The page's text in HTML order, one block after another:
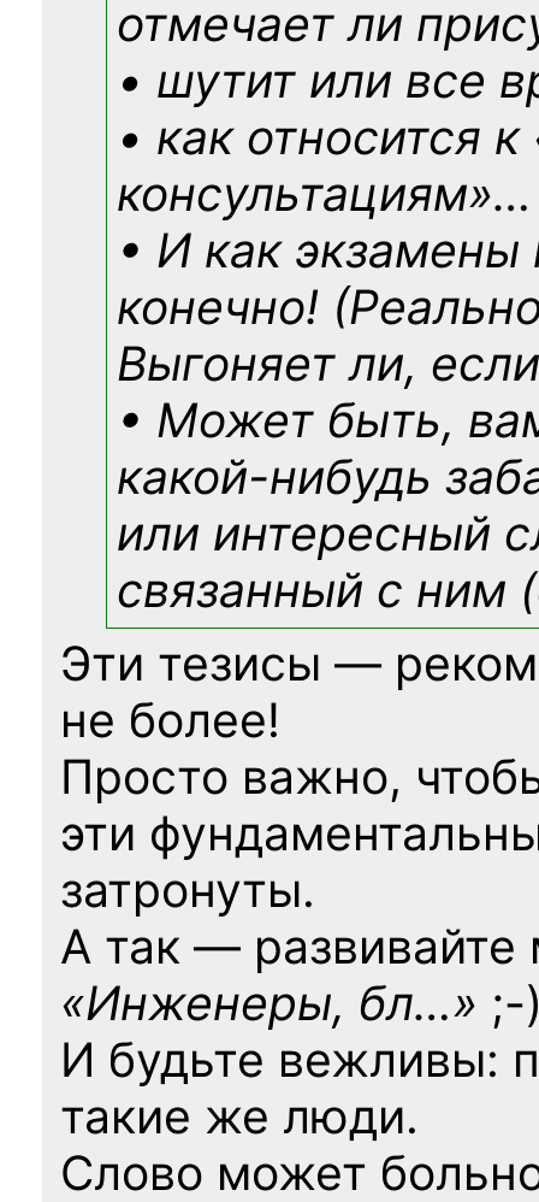
отмечает ли
• шутит или все
• как относится
консультациям»…
• И как экзамены
конечно!
Выгоняет ли,
• Может быть,
какой-нибудь
или интересный
связанный с ним
Эти тезисы —
не более!
Просто важно,
эти
затронуты.
А так — развивайте
«Инженеры, бл…» ;-
И будьте вежливы:
такие же люди.
Слово может